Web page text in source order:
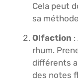
Cela peut
sa
Olfaction :
rhum.
différents
des notes